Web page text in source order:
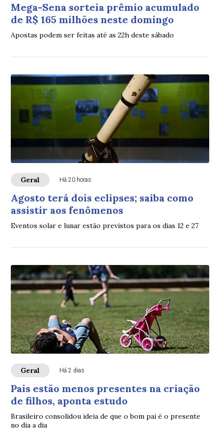
Mega-Sena sorteia prêmio acumulado
de R$ 165 milhões neste domingo
Apostas podem ser feitas até as 22h deste sábado
Geral Há 20 horas
Agosto terá dois eclipses; saiba como
assistir aos fenômenos
Eventos solar e lunar estão previstos para os dias 12 e 27
Geral Há 2 dias
Pais estão menos presentes na criação
de filhos, aponta estudo
Brasileiro consolidou ideia de que o bom pai é o presente
no dia a dia